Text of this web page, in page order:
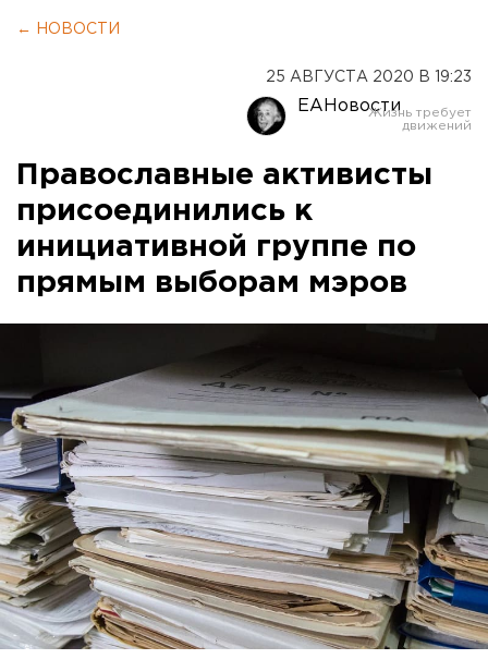
← НОВОСТИ
25 АВГУСТА 2020 В 19:23
ЕАНовости
Православные активисты
присоединились к
инициативной группе по
прямым выборам мэров